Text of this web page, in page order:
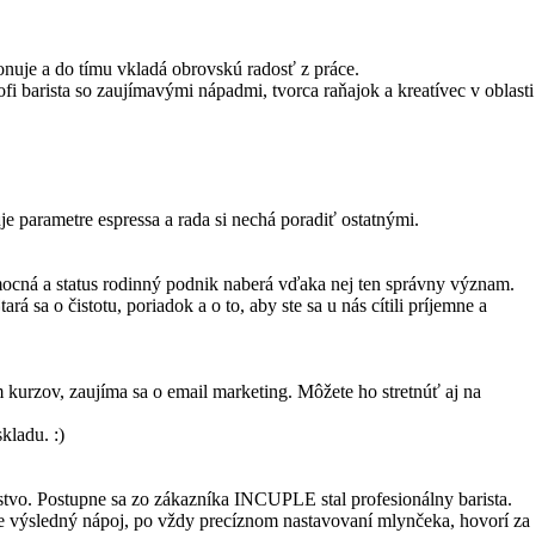
a do tímu vkladá obrovskú radosť z práce.
so zaujímavými nápadmi, tvorca raňajok a kreatívec v oblasti
espressa a rada si nechá poradiť ostatnými.
a status rodinný podnik naberá vďaka nej ten správny význam.
sa o čistotu, poriadok a o to, aby ste sa u nás cítili príjemne a
zaujíma sa o email marketing. Môžete ho stretnúť aj na
:)
Postupne sa zo zákazníka INCUPLE stal profesionálny barista.
nápoj, po vždy precíznom nastavovaní mlynčeka, hovorí za